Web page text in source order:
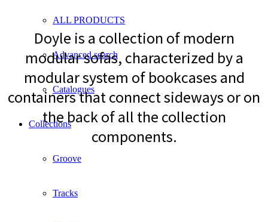
ALL PRODUCTS
Advanced search
Catalogues
Collections
Groove
Tracks
Doyle is a collection of modern
modular sofas, characterized by a
modular system of bookcases and
containers that connect sideways or on
the back of all the collection
components.